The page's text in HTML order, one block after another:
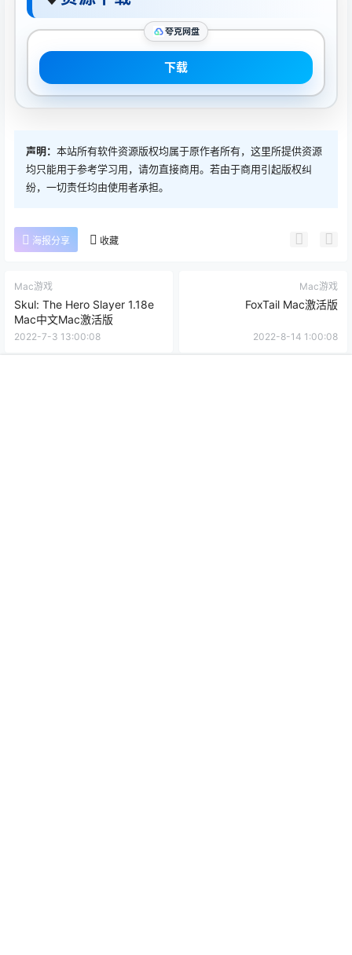
夸克网盘
下载
声明： 本站所有软件资源版权均属于原作者所有，这里所提供资源
均只能用于参考学习用，请勿直接商用。若由于商用引起版权纠
纷，一切责任均由使用者承担。
海报分享 收藏
Mac游戏
Skul: The Hero Slayer 1.18e
Mac中文Mac激活版
2022-7-3 13:00:08
Mac游戏
FoxTail Mac激活版
2022-8-14 1:00:08